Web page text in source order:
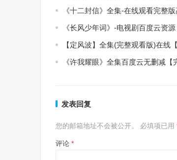
《十二封信》全集-在线观看完整
《长风少年词》-电视剧百度云资
【定风波】全集(完整观看版)在线
《许我耀眼》全集百度云无删减
发表回复
您的邮箱地址不会被公开。 必填项已用
评论 *